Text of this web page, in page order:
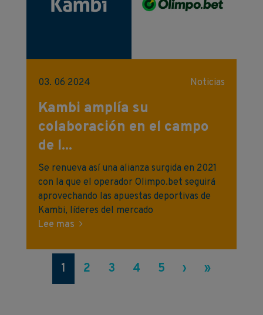
03. 06 2024 Noticias
Kambi amplía su
colaboración en el campo
de l...
Se renueva así una alianza surgida en 2021
con la que el operador Olimpo.bet seguirá
aprovechando las apuestas deportivas de
Kambi, líderes del mercado
Lee mas
1 2 3 4 5 › »